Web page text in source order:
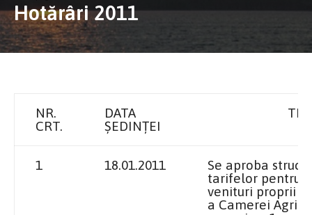
Hotărâri 2011
NR.
CRT.
DATA
ȘEDINȚEI
1 18.01.2011
Se aproba
tarifelor pentru
venituri proprii
a Camerei